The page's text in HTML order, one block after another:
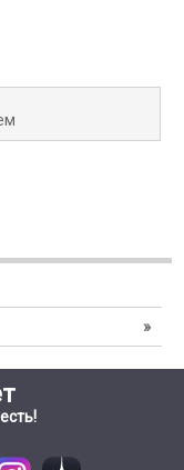
»